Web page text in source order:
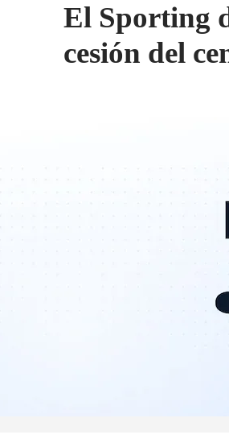
El Sporting
cesión del